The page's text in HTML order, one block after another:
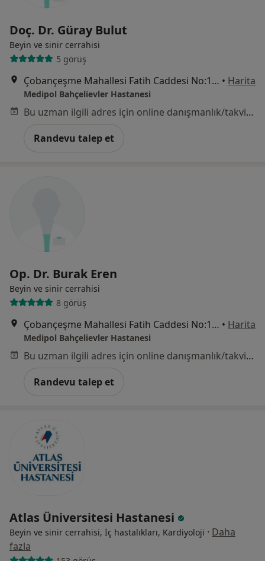
Doç. Dr. Güray Bulut
Beyin ve sinir cerrahisi
5 görüş
Çobançeşme Mahallesi Fatih Caddesi No:1/8, Bahçelievler • Harita
Medipol Bahçelievler Hastanesi
Bu uzman ilgili adres için online danışmanlık/takvim sunmuyor.
Randevu talep et
Op. Dr. Burak Eren
Beyin ve sinir cerrahisi
8 görüş
Çobançeşme Mahallesi Fatih Caddesi No:1/8, Bahçelievler • Harita
Medipol Bahçelievler Hastanesi
Bu uzman ilgili adres için online danışmanlık/takvim sunmuyor.
Randevu talep et
Atlas Üniversitesi Hastanesi
Beyin ve sinir cerrahisi, İç hastalıkları, Kardiyoloji · Daha
fazla